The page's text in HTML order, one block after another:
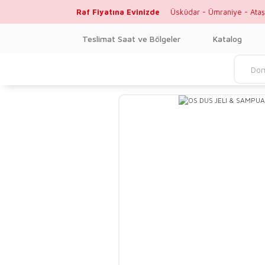
Raf Fiyatına Evinizde Üsküdar - Ümraniye -
Teslimat Saat ve Bölgeler Katalog